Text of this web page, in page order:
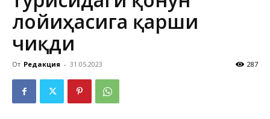
лойиҳасига қарши
чиқди
От Редакция - 31.05.2023 287